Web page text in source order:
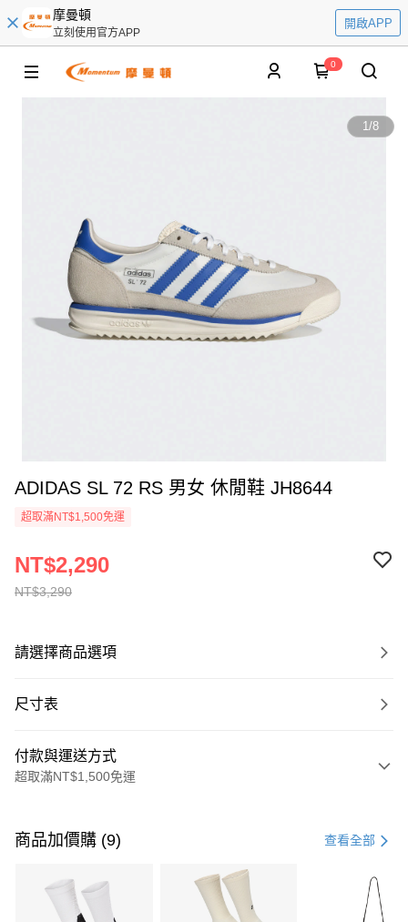
摩曼頓
立刻使用官方APP
開啟APP
0
1/8
ADIDAS SL 72 RS 男女 休閒鞋 JH8644
超取滿NT$1,500免運
NT$3,290
NT$2,290
請選擇商品選項
尺寸表
付款與運送方式
超取滿NT$1,500免運
信用卡一次付款
3 期 0 利率 每期 21家銀行
商品加價購 (9) 查看全部